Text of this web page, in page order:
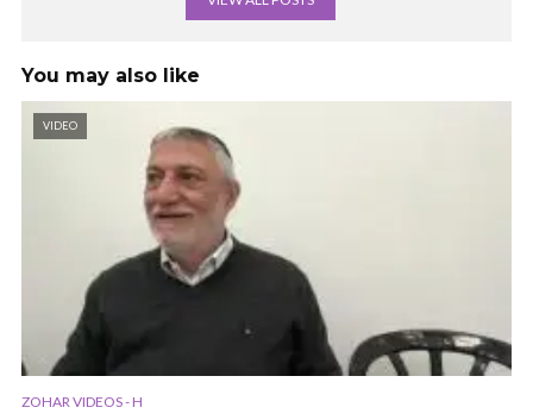
You may also like
VIDEO
ZOHAR VIDEOS - H